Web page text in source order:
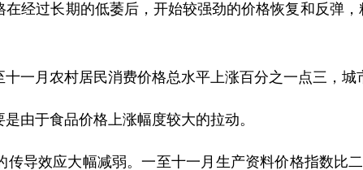
经过长期的低萎后，开始较强劲的价格恢复和反弹
农村居民消费价格总水平上涨百分之一点三，城
于食品价格上涨幅度较大的拉动。
效应大幅减弱。一至十一月生产资料价格指数比二